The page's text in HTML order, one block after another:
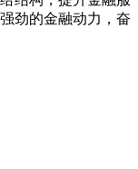
劲的金融动力，奋